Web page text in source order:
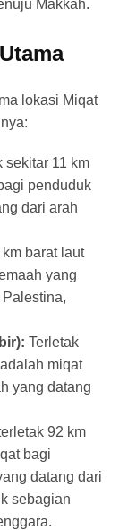
Makkah.
lokasi Miqat
sekitar 11 km
penduduk
dari arah
barat laut
yang
Terletak
miqat
yang datang
92 km
bagi
datang dari
sebagian